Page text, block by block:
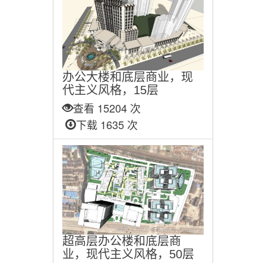
办公大楼和底层商业，现
代主义风格，15层
查看 15204 次
下载 1635 次
超高层办公楼和底层商
业，现代主义风格，50层